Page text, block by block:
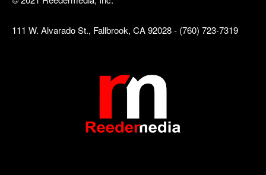
111 W. Alvarado St., Fallbrook, CA 92028 - (760) 723-7319